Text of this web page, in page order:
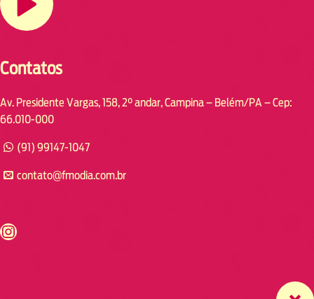
Contatos
Av. Presidente Vargas, 158, 2° andar, Campina – Belém/PA – Cep:
66.010-000
(91) 99147-1047
contato@fmodia.com.br
https://www.instagram.com/fmodia.cabofrio/